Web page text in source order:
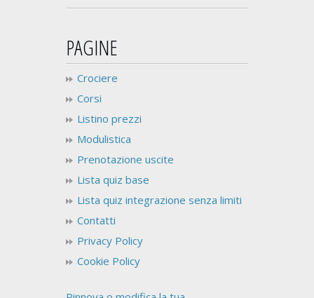
PAGINE
Crociere
Corsi
Listino prezzi
Modulistica
Prenotazione uscite
Lista quiz base
Lista quiz integrazione senza limiti
Contatti
Privacy Policy
Cookie Policy